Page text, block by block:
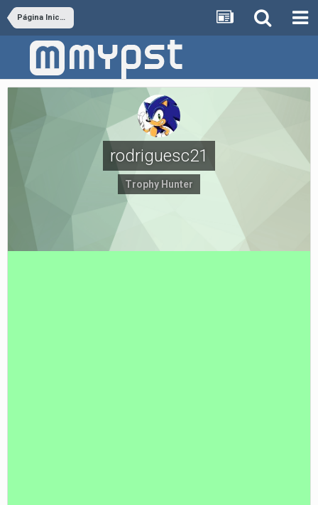
Página Inicial
rodriguesc21
Trophy Hunter